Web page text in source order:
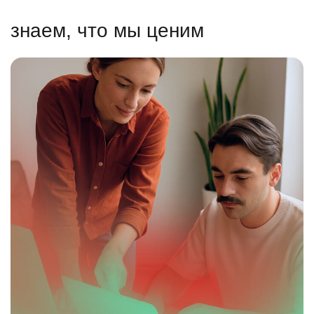
знаем, что мы ценим